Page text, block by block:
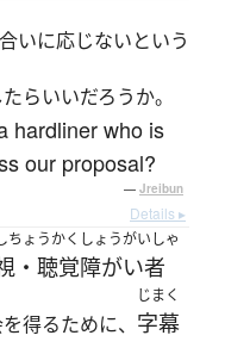
いに応じないという
らいいだろうか。
hardliner who is
our proposal?
— Jreibun
Details ▸
ちょうかくしょうがいしゃ
・聴覚障がい者
得るために、
じまく
字幕